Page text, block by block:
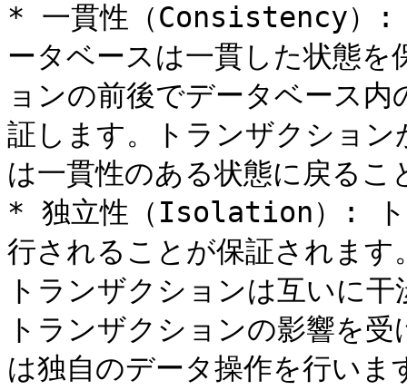
* 一貫性（Consistency）:
ータベースは一貫した状態
ョンの前後でデータベース
証します。トランザクショ
は一貫性のある状態に戻るこ
* 独立性（Isolation）: ト
行されることが保証されま
トランザクションは互いに
トランザクションの影響を
は独自のデータ操作を行いま